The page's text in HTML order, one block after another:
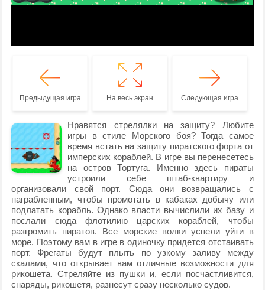
Предыдущая игра На весь экран Следующая игра
Нравятся стрелялки на защиту? Любите
игры в стиле Морского боя? Тогда самое
время встать на защиту пиратского форта от
имперских кораблей. В игре вы перенесетесь
на остров Тортуга. Именно здесь пираты
устроили себе штаб-квартиру и
организовали свой порт. Сюда они возвращались с
награбленным, чтобы промотать в кабаках добычу или
подлатать корабль. Однако власти вычислили их базу и
послали сюда флотилию царских кораблей, чтобы
разгромить пиратов. Все морские волки успели уйти в
море. Поэтому вам в игре в одиночку придется отстаивать
порт. Фрегаты будут плыть по узкому заливу между
скалами, что открывает вам отличные возможности для
рикошета. Стреляйте из пушки и, если посчастливится,
снаряды, рикошетя, разнесут сразу несколько судов.